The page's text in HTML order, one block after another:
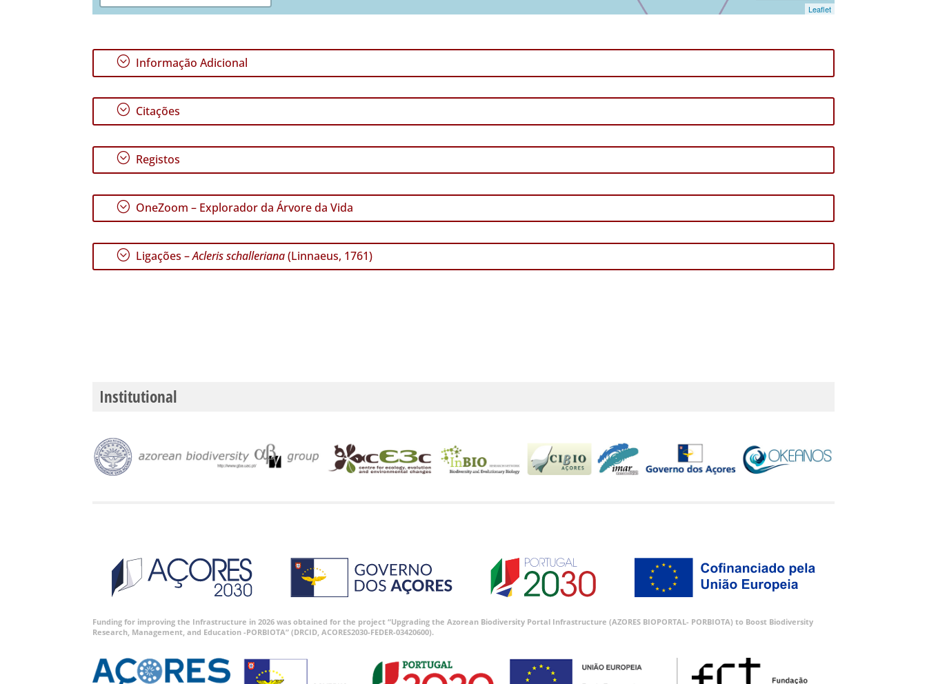
Leaflet
; Informação Adicional
; Citações
; Registos
; OneZoom – Explorador da Árvore da Vida
; Ligações –Acleris schalleriana(Linnaeus, 1761)
Institutional
Funding for improving the Infrastructure in 2026 was obtained for the project “Upgrading the Azorean Biodiversity Portal Infrastructure (AZORES BIOPORTAL- PORBIOTA) to Boost Biodiversity
Research, Management, and Education -PORBIOTA” (DRCID, ACORES2030-FEDER-03420600).